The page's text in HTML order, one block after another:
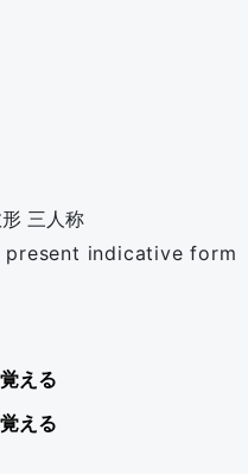
三人称
indicative form
える
える